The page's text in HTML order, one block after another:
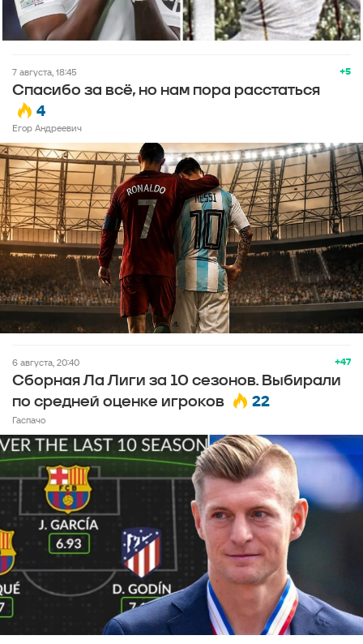
+5
7 августа, 18:45
Спасибо за всё, но нам пора расстаться
4
Егор Андреевич
+47
6 августа, 20:40
Сборная Ла Лиги за 10 сезонов. Выбирали
по средней оценке игроков
22
Гаспачо